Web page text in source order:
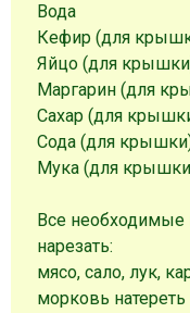
Вода
Кефир (для
Яйцо (для
Маргарин (для
Сахар (для
Сода (для
Мука (для
Все необходимые
нарезать:
мясо, сало, лук,
морковь